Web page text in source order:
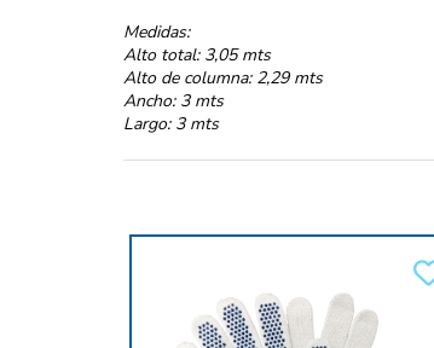
Medidas:
Alto total: 3,05 mts
Alto de columna: 2,29 mts
Ancho: 3 mts
Largo: 3 mts